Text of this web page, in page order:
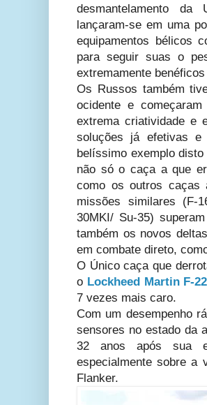
desmantelamento
lançaram-se em uma
equipamentos bélicos
para seguir suas o
extremamente
Os Russos também
ocidente e
extrema criatividade e
soluções já efetivas
belíssimo exemplo
não só o caça a que
como os outros caças
missões similares (F-
30MKI/ Su-35)
também os novos
em combate direto,
O Único caça que
o Lockheed Martin F-
7 vezes mais caro.
Com um desempenho
sensores no estado da
32 anos após sua
especialmente sobre a
Flanker.